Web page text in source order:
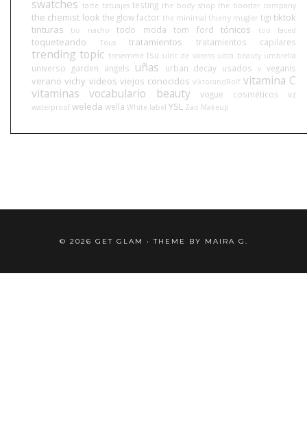
swatches tarte tatuajes testing the body shop the booster company
the chemist look the glow factor the minimal thierry mugler tigi tiktok
tinturas
tio nacho todo moda tom ford tónicos too faced
toqueteando Tous tratamientos tratamientos capilares
trending topic tresemmé tsu ulric de varens ultra beauty umbrella
universo garden angels uñas urban decay usados v veganis
verano vichy videos viejos conocidos viktorandRolf vitamina C
vitaminas
vocabulario beauty vogue cosméticos vz
waterproof weleda wella White label YSL Zao Makeup
© 2026 GET GLAM • THEME BY MAIRA G.